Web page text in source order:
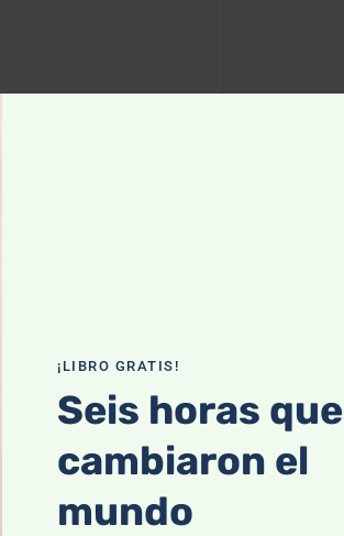
¡LIBRO GRATIS!
Seis horas que
cambiaron el
mundo